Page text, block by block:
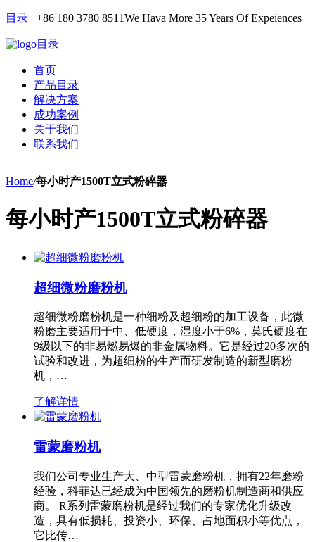
目录 +86 180 3780 8511We Hava More 35 Years Of Expeiences
目录
首页
产品目录
解决方案
成功案例
关于我们
联系我们
Home/每小时产1500T立式粉碎器
每小时产1500T立式粉碎器
超细微粉磨粉机
超细微粉磨粉机是一种细粉及超细粉的加工设备，此微
粉磨主要适用于中、低硬度，湿度小于6%，莫氏硬度在
9级以下的非易燃易爆的非金属物料。它是经过20多次的
试验和改进，为超细粉的生产而研发制造的新型磨粉
机，…
了解详情
雷蒙磨粉机
我们公司专业生产大、中型雷蒙磨粉机，拥有22年磨粉
经验，科菲达已经成为中国领先的磨粉机制造商和供应
商。 R系列雷蒙磨粉机是经过我们的专家优化升级改
造，具有低损耗、投资小、环保、占地面积小等优点，
它比传…